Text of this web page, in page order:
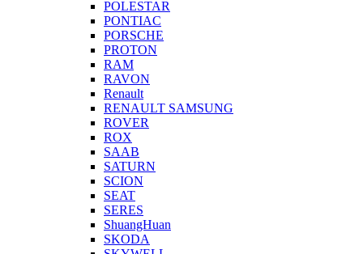
POLESTAR
PONTIAC
PORSCHE
PROTON
RAM
RAVON
Renault
RENAULT SAMSUNG
ROVER
ROX
SAAB
SATURN
SCION
SEAT
SERES
ShuangHuan
SKODA